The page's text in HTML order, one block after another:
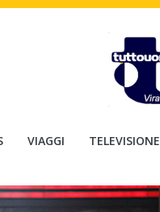
VIAGGI TELEVISIONE